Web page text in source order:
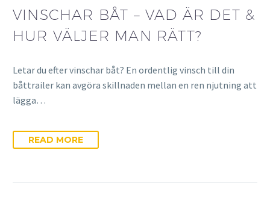
VINSCHAR BÅT – VAD ÄR DET &
HUR VÄLJER MAN RÄTT?
Letar du efter vinschar båt? En ordentlig vinsch till din
båttrailer kan avgöra skillnaden mellan en ren njutning att
lägga…
READ MORE